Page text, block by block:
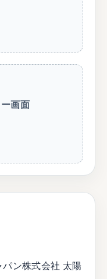
画面
パン株式会社 太陽